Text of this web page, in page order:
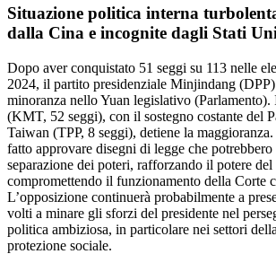
Situazione politica interna
dalla Cina e incognite dagli Stati
Dopo aver conquistato 51 seggi su 113 nelle
2024, il partito presidenziale Minjindang
minoranza nello Yuan legislativo
(KMT, 52 seggi), con il sostegno costante del
Taiwan (TPP, 8 seggi), detiene la
fatto approvare disegni di legge che potrebbero
separazione dei poteri, rafforzando il potere
compromettendo il funzionamento della Corte
L’opposizione continuerà probabilmente a
volti a minare gli sforzi del presidente nel
politica ambiziosa, in particolare nei settori
protezione sociale.